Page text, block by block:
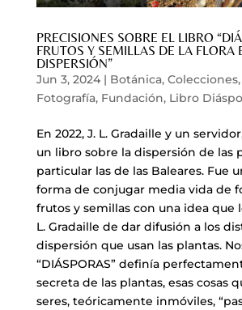
PRECISIONES SOBRE EL LIBRO
FRUTOS Y SEMILLAS DE LA FLORA
DISPERSIÓN”
Jun 3, 2024| Botánica, Colecciones,
Fotografía, Fundación, Libro
En 2022, J. L. Gradaille y un
un libro sobre la dispersión de las
particular las de las Baleares. Fue
forma de conjugar media vida de
frutos y semillas con una idea que
L. Gradaille de dar difusión a los
dispersión que usan las plantas.
“DIÁSPORAS” definía
secreta de las plantas, esas cosas
seres, teóricamente inmóviles,